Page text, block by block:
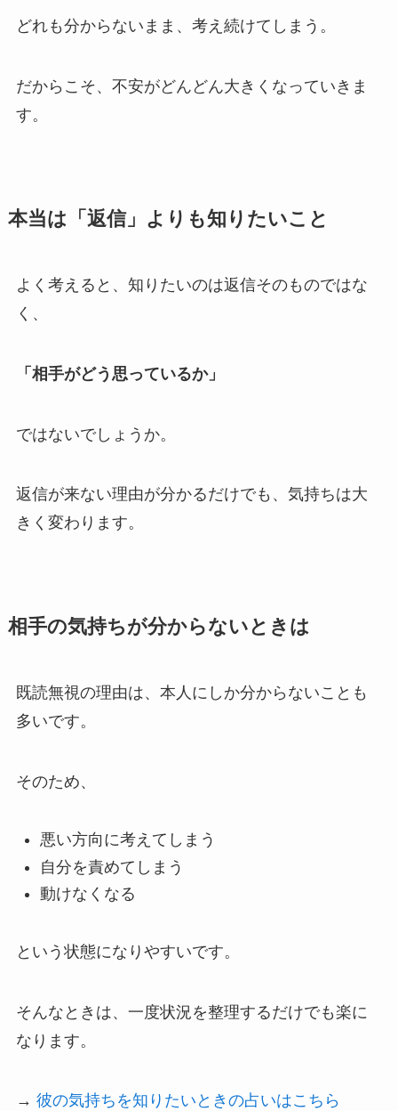
どれも分からないまま、考え続けてしまう。
だからこそ、不安がどんどん大きくなっていきま
す。
本当は「返信」よりも知りたいこと
よく考えると、知りたいのは返信そのものではな
く、
「相手がどう思っているか」
ではないでしょうか。
返信が来ない理由が分かるだけでも、気持ちは大
きく変わります。
相手の気持ちが分からないときは
既読無視の理由は、本人にしか分からないことも
多いです。
そのため、
悪い方向に考えてしまう
自分を責めてしまう
動けなくなる
という状態になりやすいです。
そんなときは、一度状況を整理するだけでも楽に
なります。
→ 彼の気持ちを知りたいときの占いはこちら